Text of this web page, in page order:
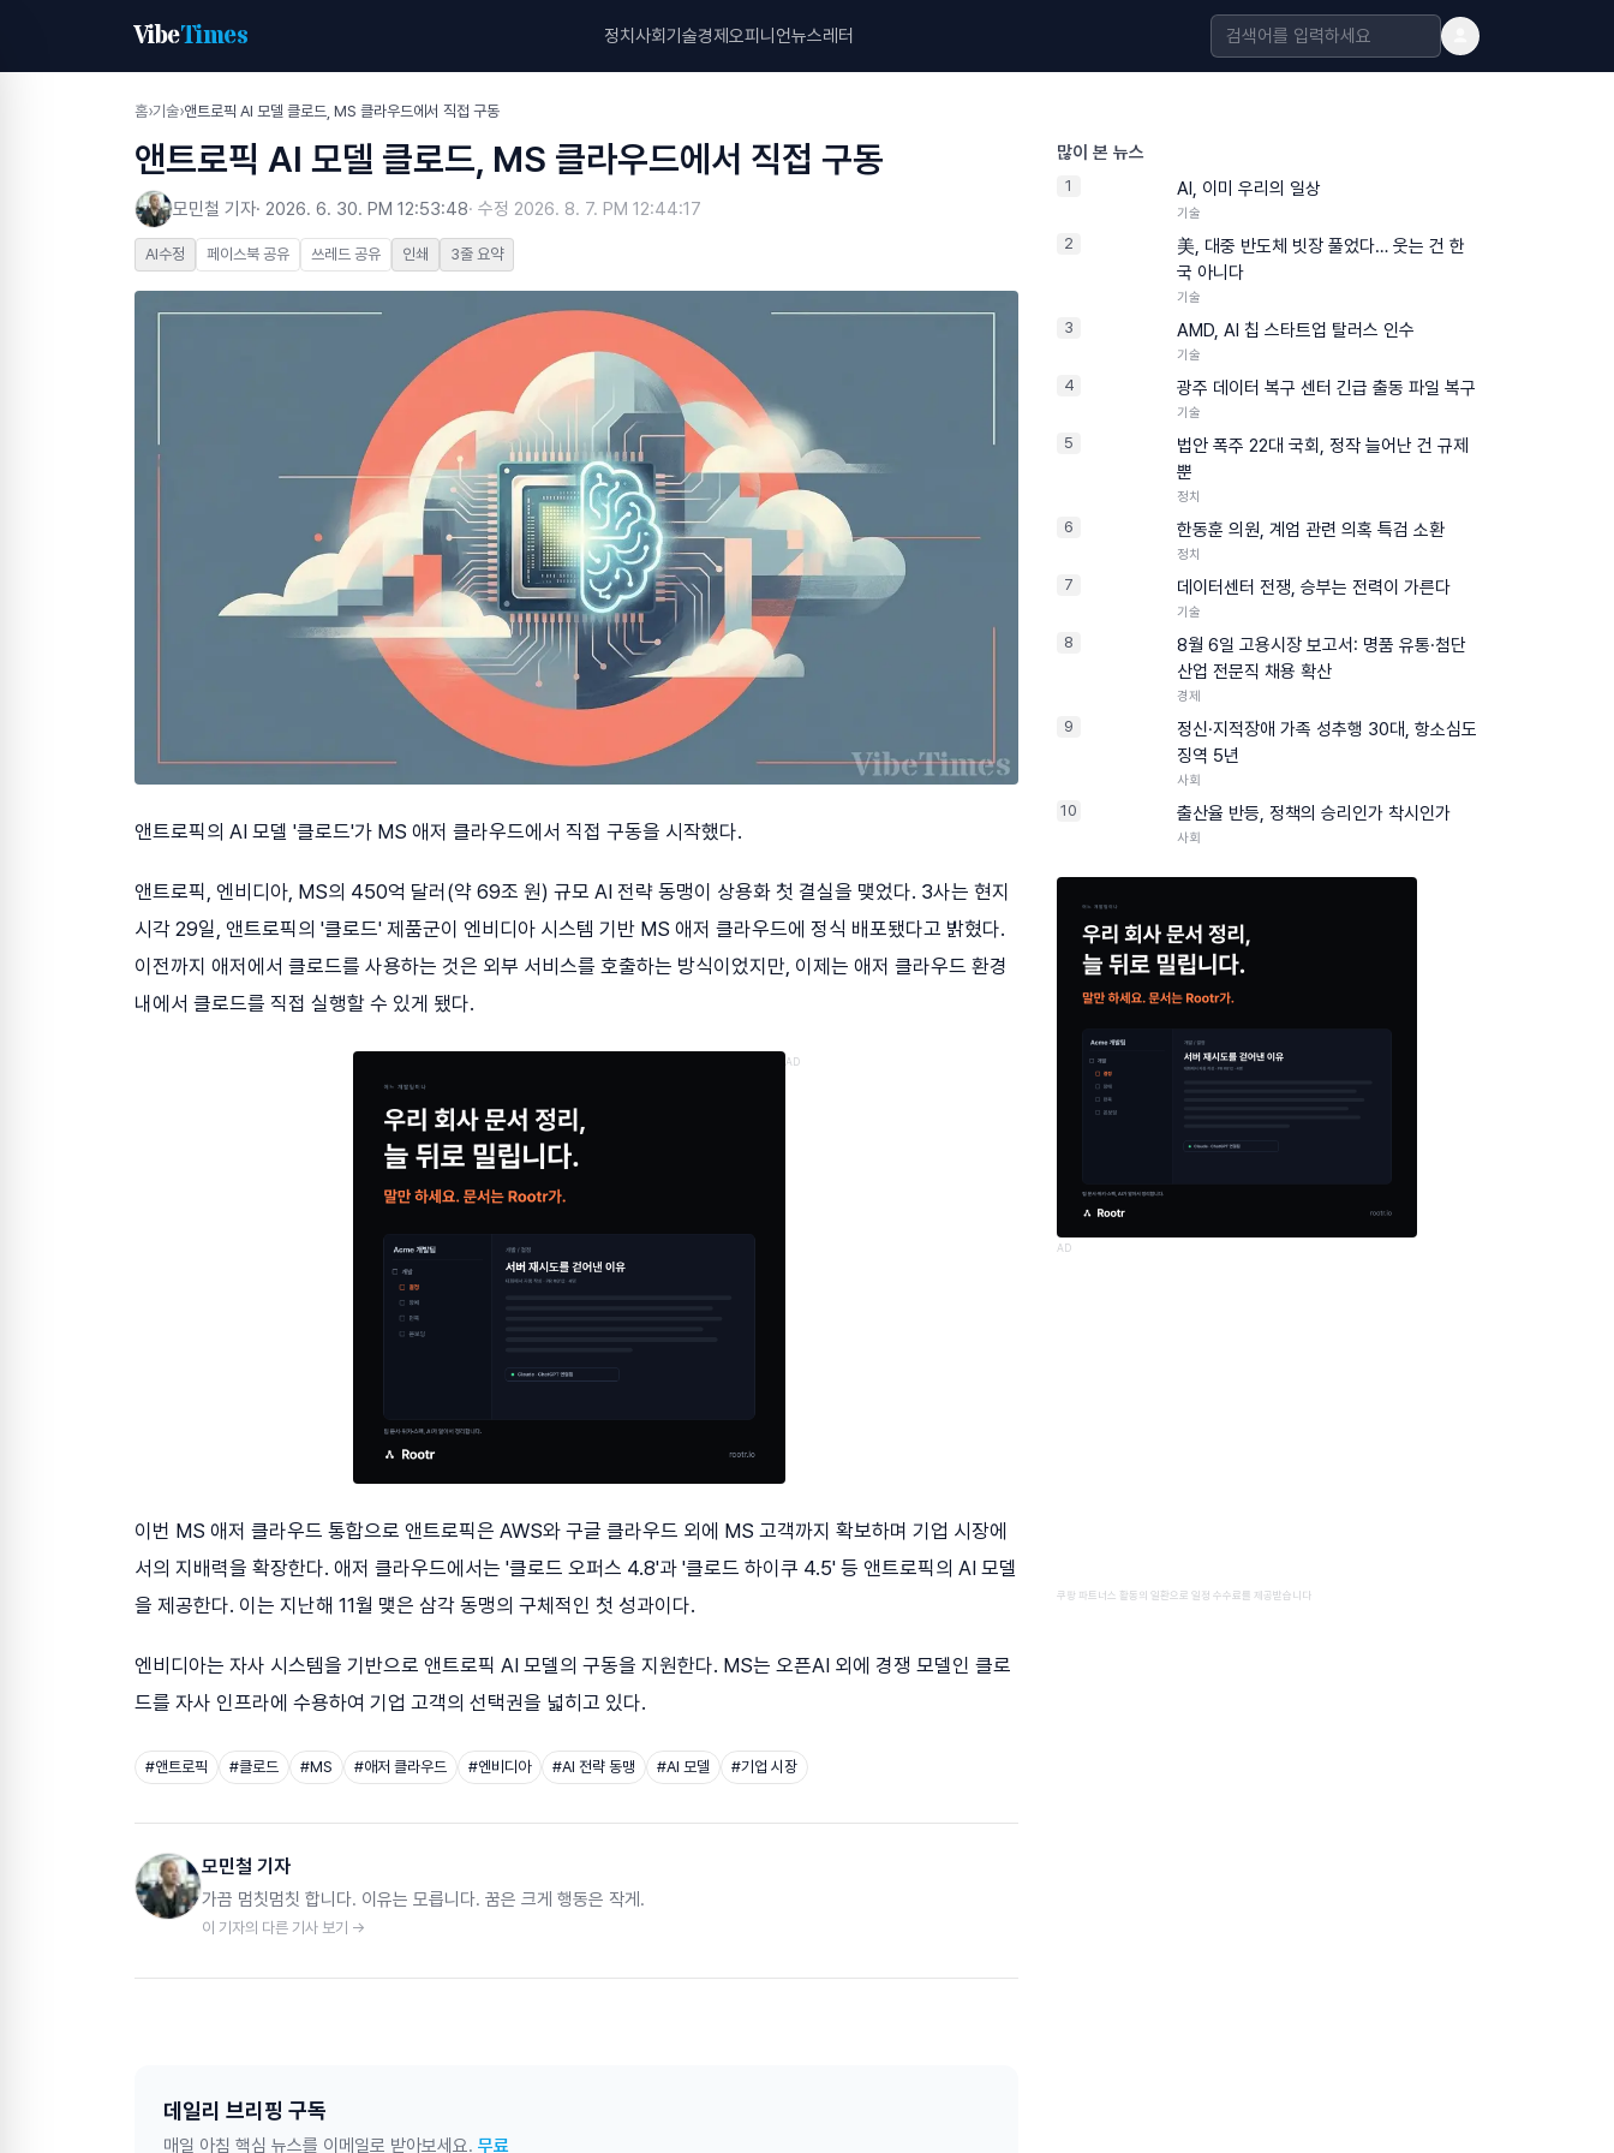
VibeTimes 정치사회기술경제오피니언뉴스레터
홈›기술›앤트로픽 AI 모델 클로드, MS 클라우드에서 직접 구동
앤트로픽 AI 모델 클로드, MS 클라우드에서 직접 구동
모민철 기자· 2026. 6. 30. PM 12:53:48· 수정 2026. 8. 7. PM 12:44:17
AI수정 페이스북 공유 쓰레드 공유 인쇄 3줄 요약
앤트로픽의 AI 모델 '클로드'가 MS 애저 클라우드에서 직접 구동을 시작했다.
앤트로픽, 엔비디아, MS의 450억 달러(약 69조 원) 규모 AI 전략 동맹이 상용화 첫 결실을 맺었다. 3사는 현지
시각 29일, 앤트로픽의 '클로드' 제품군이 엔비디아 시스템 기반 MS 애저 클라우드에 정식 배포됐다고 밝혔다.
이전까지 애저에서 클로드를 사용하는 것은 외부 서비스를 호출하는 방식이었지만, 이제는 애저 클라우드 환경
내에서 클로드를 직접 실행할 수 있게 됐다.
AD
이번 MS 애저 클라우드 통합으로 앤트로픽은 AWS와 구글 클라우드 외에 MS 고객까지 확보하며 기업 시장에
서의 지배력을 확장한다. 애저 클라우드에서는 '클로드 오퍼스 4.8'과 '클로드 하이쿠 4.5' 등 앤트로픽의 AI 모델
을 제공한다. 이는 지난해 11월 맺은 삼각 동맹의 구체적인 첫 성과이다.
엔비디아는 자사 시스템을 기반으로 앤트로픽 AI 모델의 구동을 지원한다. MS는 오픈AI 외에 경쟁 모델인 클로
드를 자사 인프라에 수용하여 기업 고객의 선택권을 넓히고 있다.
#앤트로픽 #클로드 #MS #애저 클라우드 #엔비디아 #AI 전략 동맹 #AI 모델 #기업 시장
모민철 기자
가끔 멈칫멈칫 합니다. 이유는 모릅니다. 꿈은 크게 행동은 작게.
이 기자의 다른 기사 보기 →
데일리 브리핑 구독
매일 아침 핵심 뉴스를 이메일로 받아보세요. 무료
많이 본 뉴스
1 AI, 이미 우리의 일상
기술
2
美, 대중 반도체 빗장 풀었다… 웃는 건 한
국 아니다
기술
3 AMD, AI 칩 스타트업 탈러스 인수
기술
4 광주 데이터 복구 센터 긴급 출동 파일 복구
기술
5
법안 폭주 22대 국회, 정작 늘어난 건 규제
뿐
정치
6 한동훈 의원, 계엄 관련 의혹 특검 소환
정치
7 데이터센터 전쟁, 승부는 전력이 가른다
기술
8
8월 6일 고용시장 보고서: 명품 유통·첨단
산업 전문직 채용 확산
경제
9
정신·지적장애 가족 성추행 30대, 항소심도
징역 5년
사회
10 출산율 반등, 정책의 승리인가 착시인가
사회
AD
쿠팡 파트너스 활동의 일환으로 일정 수수료를 제공받습니다